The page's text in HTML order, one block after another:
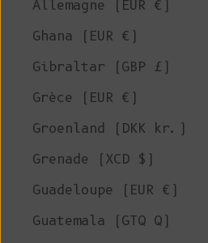
Allemagne (EUR €)
Ghana (EUR €)
Gibraltar (GBP £)
Grèce (EUR €)
Groenland (DKK kr.)
Grenade (XCD $)
Guadeloupe (EUR €)
Guatemala (GTQ Q)